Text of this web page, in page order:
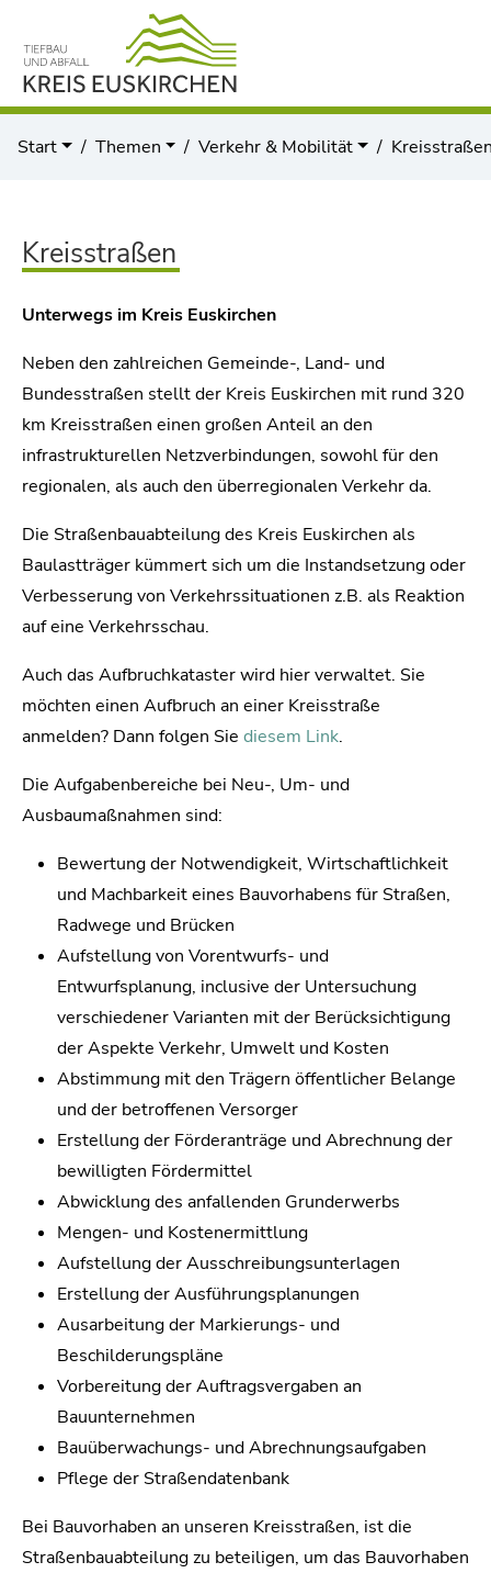
Start Themen Verkehr & Mobilität
Kreisstraßen
Unterwegs im Kreis Euskirchen
Neben den zahlreichen Gemeinde-, Land- und
Bundesstraßen stellt der Kreis Euskirchen mit rund 320
km Kreisstraßen einen großen Anteil an den
infrastrukturellen Netzverbindungen, sowohl für den
regionalen, als auch den überregionalen Verkehr da.
Die Straßenbauabteilung des Kreis Euskirchen als
Baulastträger kümmert sich um die Instandsetzung oder
Verbesserung von Verkehrssituationen z.B. als Reaktion
auf eine Verkehrsschau.
Auch das Aufbruchkataster wird hier verwaltet. Sie
möchten einen Aufbruch an einer Kreisstraße
anmelden? Dann folgen Sie diesem Link.
Die Aufgabenbereiche bei Neu-, Um- und
Ausbaumaßnahmen sind:
Bewertung der Notwendigkeit, Wirtschaftlichkeit
und Machbarkeit eines Bauvorhabens für Straßen,
Radwege und Brücken
Aufstellung von Vorentwurfs- und
Entwurfsplanung, inclusive der Untersuchung
verschiedener Varianten mit der Berücksichtigung
der Aspekte Verkehr, Umwelt und Kosten
Abstimmung mit den Trägern öffentlicher Belange
und der betroffenen Versorger
Erstellung der Förderanträge und Abrechnung der
bewilligten Fördermittel
Abwicklung des anfallenden Grunderwerbs
Mengen- und Kostenermittlung
Aufstellung der Ausschreibungsunterlagen
Erstellung der Ausführungsplanungen
Ausarbeitung der Markierungs- und
Beschilderungspläne
Vorbereitung der Auftragsvergaben an
Bauunternehmen
Bauüberwachungs- und Abrechnungsaufgaben
Pflege der Straßendatenbank
Bei Bauvorhaben an unseren Kreisstraßen, ist die
Straßenbauabteilung zu beteiligen, um das Bauvorhaben